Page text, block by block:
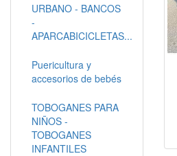
URBANO - BANCOS
-
APARCABICICLETAS...
Puericultura y
accesorios de bebés
TOBOGANES PARA
NIÑOS -
TOBOGANES
INFANTILES